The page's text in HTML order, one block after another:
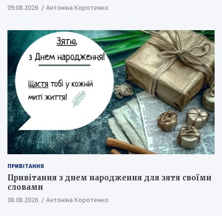
09.08.2026 Антоніна Коротенко
ПРИВІТАННЯ
Привітання з днем народження для зятя своїми
словами
08.08.2026 Антоніна Коротенко